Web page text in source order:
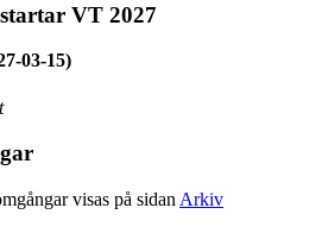
VT 2027
03-15)
visas på sidan Arkiv